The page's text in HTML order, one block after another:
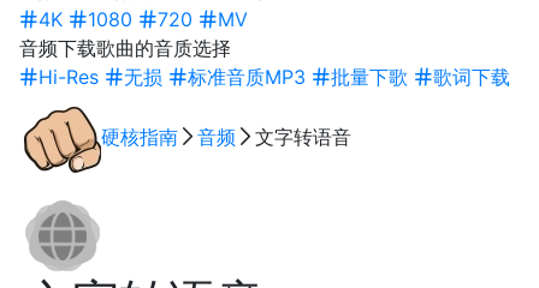
4K
1080 720
MV
音频下载歌曲的音质选择
Hi-Res
无损 标准音质MP3 批量下歌 歌词下载
硬核指南 音频 文字转语音